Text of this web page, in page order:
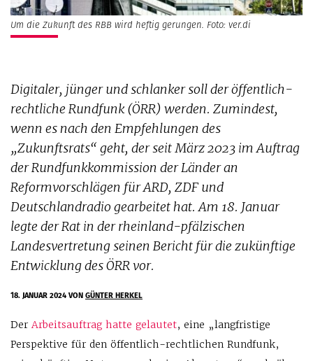
Um die Zukunft des RBB wird heftig gerungen. Foto: ver.di
Digitaler, jünger und schlanker soll der öffentlich-
rechtliche Rundfunk (ÖRR) werden. Zumindest,
wenn es nach den Empfehlungen des
„Zukunftsrats“ geht, der seit März 2023 im Auftrag
der Rundfunkkommission der Länder an
Reformvorschlägen für ARD, ZDF und
Deutschlandradio gearbeitet hat. Am 18. Januar
legte der Rat in der rheinland-pfälzischen
Landesvertretung seinen Bericht für die zukünftige
Entwicklung des ÖRR vor.
18. JANUAR 2024VONGÜNTER HERKEL
DerArbeitsauftrag hatte gelautet, eine „langfristige
Perspektive für den öffentlich-rechtlichen Rundfunk,